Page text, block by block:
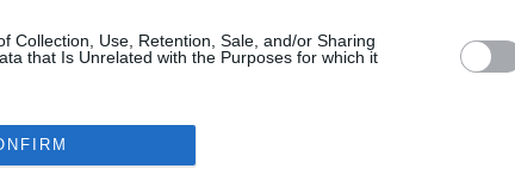
Collection, Use, Retention, Sale, and/or Sharing
that Is Unrelated with the Purposes for which it
"No aceptamos imposiciones"
comunidades que no acojan a los menores
SÍGUENOS